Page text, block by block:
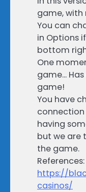
game, with
You can
in Options
bottom
One
game…
game!
You have
having
but we are
the game.
References:
https://
casinos/